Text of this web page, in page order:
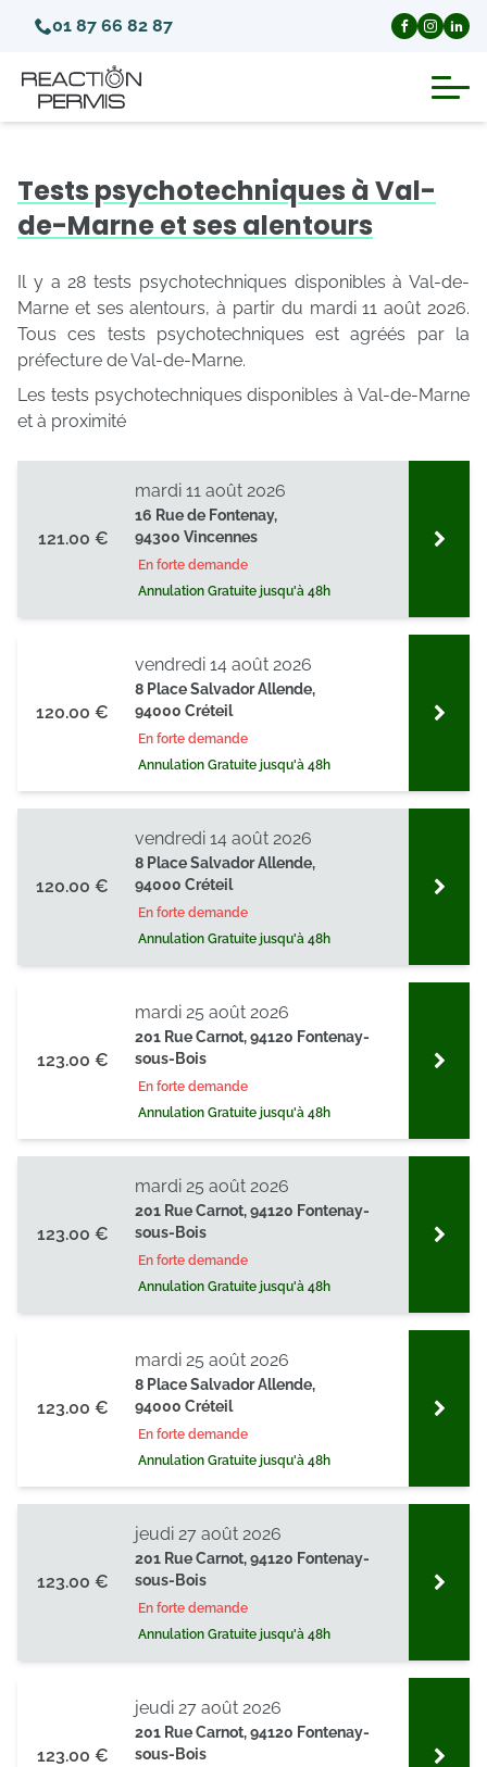
01 87 66 82 87
Invalidation du permis de conduire
Annulation du permis de conduire
Médecins agréés pour le permis
Visite médicale test psychotechnique
Tests psychotechniques à Val-
de-Marne et ses alentours
Il y a 28 tests psychotechniques disponibles à Val-de-
Marne et ses alentours, à partir du mardi 11 août 2026.
Tous ces tests psychotechniques est agréés par la
préfecture de Val-de-Marne.
Les tests psychotechniques disponibles à Val-de-Marne
et à proximité
121.00 €
16 Rue de Fontenay,
94300 Vincennes
En forte demande
Annulation Gratuite jusqu'à 48h
mardi 11 août 2026
120.00 €
8 Place Salvador Allende,
94000 Créteil
En forte demande
Annulation Gratuite jusqu'à 48h
vendredi 14 août 2026
120.00 €
8 Place Salvador Allende,
94000 Créteil
En forte demande
Annulation Gratuite jusqu'à 48h
vendredi 14 août 2026
123.00 €
201 Rue Carnot, 94120 Fontenay-
sous-Bois
En forte demande
Annulation Gratuite jusqu'à 48h
mardi 25 août 2026
123.00 €
201 Rue Carnot, 94120 Fontenay-
sous-Bois
En forte demande
Annulation Gratuite jusqu'à 48h
mardi 25 août 2026
123.00 €
8 Place Salvador Allende,
94000 Créteil
En forte demande
Annulation Gratuite jusqu'à 48h
mardi 25 août 2026
123.00 €
201 Rue Carnot, 94120 Fontenay-
sous-Bois
En forte demande
Annulation Gratuite jusqu'à 48h
jeudi 27 août 2026
123.00 €
201 Rue Carnot, 94120 Fontenay-
sous-Bois
jeudi 27 août 2026